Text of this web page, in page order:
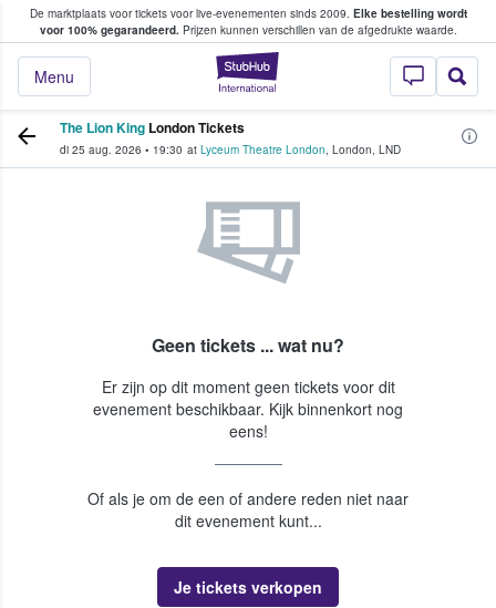
De marktplaats voor tickets voor live-evenementen sinds 2009. Elke bestelling wordt
voor 100% gegarandeerd.Prijzen kunnen verschillen van de afgedrukte waarde.
StubHub: waar
Menu
tickets kopen en verkopen
The Lion King London Tickets
di 25 aug. 2026 • 19:30 at Lyceum Theatre London, London, LND
Geen tickets ... wat nu?
Er zijn op dit moment geen tickets voor dit
evenement beschikbaar. Kijk binnenkort nog
eens!
Of als je om de een of andere reden niet naar
dit evenement kunt...
Je tickets verkopen